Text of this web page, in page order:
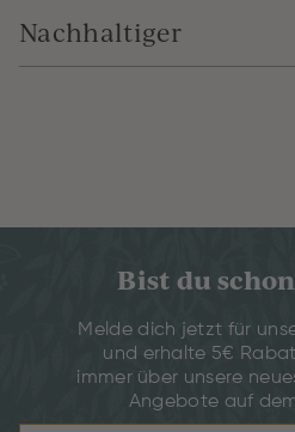
Nachhaltiger
Bist du
Melde dich jetzt für
und erhalte 5€
immer über unsere
Angebote auf